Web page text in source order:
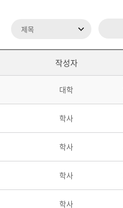
작성자
대학
학사
학사
학사
학사